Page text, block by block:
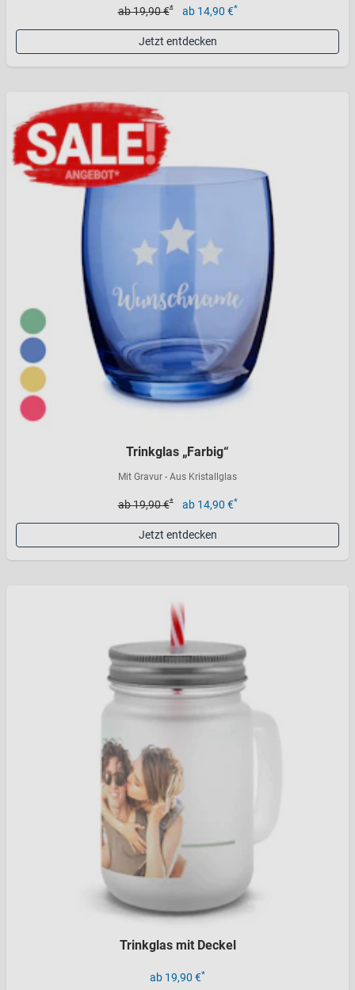
ab 19,90 €* ab 14,90 €*
Jetzt entdecken
Trinkglas „Farbig“
Mit Gravur - Aus Kristallglas
ab 19,90 €* ab 14,90 €*
Jetzt entdecken
Trinkglas mit Deckel
ab 19,90 €*